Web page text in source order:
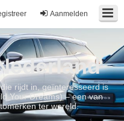
Aanmelden
rijdt in, geïnteresseerd is
Your Dreams) – een van
ter wereld.